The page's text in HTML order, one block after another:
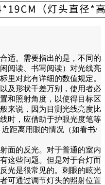
适。需要指出的是，不同的
阅读、书写阅读）对光线亮
里对此有详细的数值规定。
及形状千差万别，使用者必
和照射角度，以使得目标区
来说，因为目测光线亮度比
时，应借助于护眼光度笔等
距离用眼的情况（如看书/
面的反光。对于普通的室内
这些问题。但是对于台灯而
光是很常见的。刺眼的眩光
可通过调节灯头的照射位置